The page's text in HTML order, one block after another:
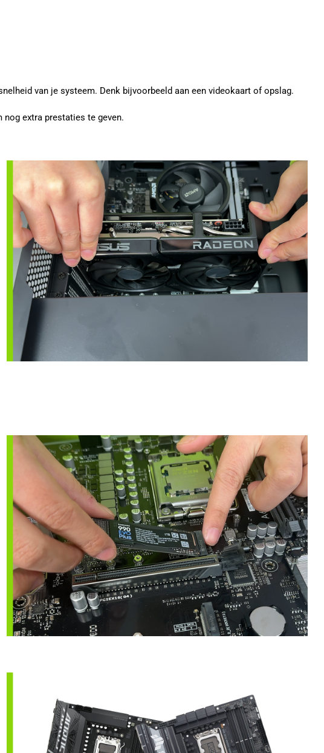
van je systeem. Denk bijvoorbeeld aan een videokaart of opslag.
nog extra prestaties te geven.